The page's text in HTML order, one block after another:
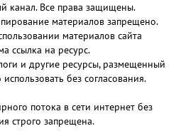
канал. Все права защищены.
материалов запрещено.
материалов сайта
ссылка на ресурс.
и другие ресурсы, размещенный
без согласования.
потока в сети интернет без
строго запрещена.